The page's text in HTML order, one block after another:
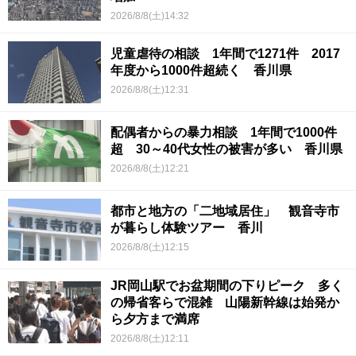
2026/8/8(土)14:32
児童虐待の相談 1年間で1271件 2017
年度から1000件超続く 香川県
2026/8/8(土)12:31
配偶者からの暴力相談 1年間で1000件
超 30～40代女性の被害が多い 香川県
2026/8/8(土)12:21
都市と地方の「二地域居住」 観音寺市
が暮らし体験ツアー 香川
2026/8/8(土)12:15
JR岡山駅でお盆期間の下りピーク 多く
の帰省客らで混雑 山陽新幹線は始発か
ら夕方まで満席
2026/8/8(土)12:11